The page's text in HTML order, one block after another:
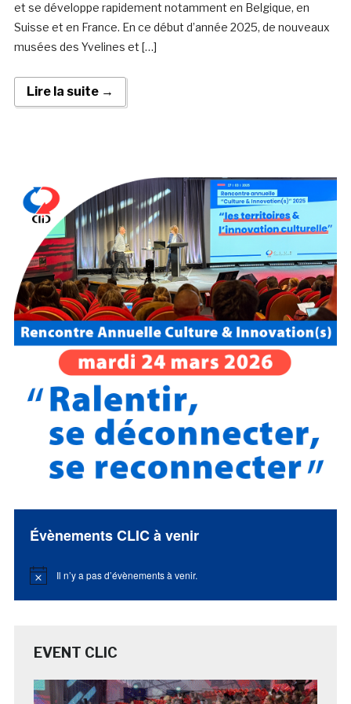
et se développe rapidement notamment en Belgique, en
Suisse et en France. En ce début d’année 2025, de nouveaux
musées des Yvelines et […]
Lire la suite →
Évènements CLIC à venir
Notice Il n’y a pas d’évènements à venir.
EVENT CLIC